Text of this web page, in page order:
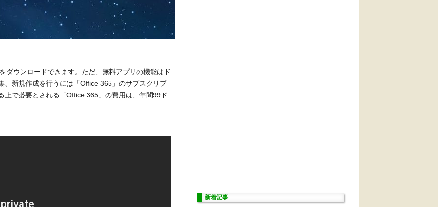
ダウンロードできます。ただ、無料アプリの機能はド
、新規作成を行うには「Office 365」のサブスクリプ
上で必要とされる「Office 365」の費用は、年間99ド
新着記事